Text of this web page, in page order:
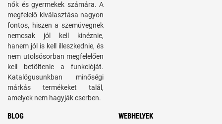
nők és gyermekek számára. A
megfelelő kiválasztása nagyon
fontos, hiszen a szemüvegnek
nemcsak jól kell kinéznie,
hanem jól is kell illeszkednie, és
nem utolsósorban megfelelően
kell betöltenie a funkcióját.
Katalógusunkban minőségi
márkás termékeket talál,
amelyek nem hagyják cserben.
BLOG WEBHELYEK